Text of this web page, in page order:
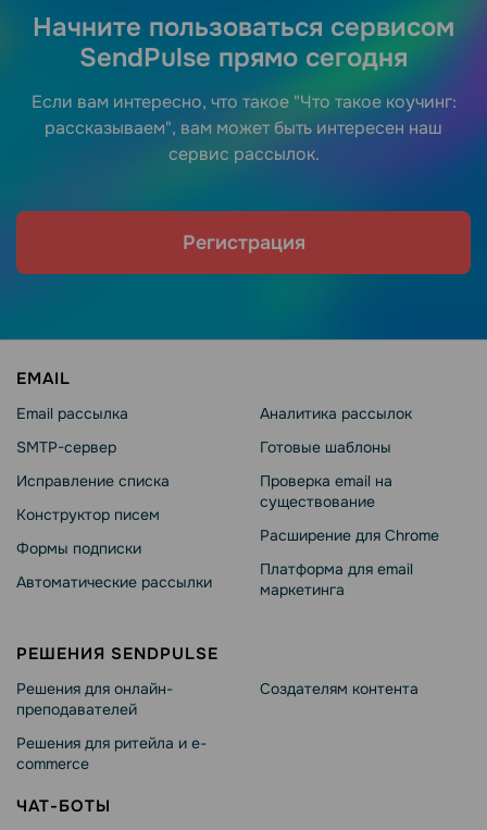
Начните пользоваться сервисом
SendPulse прямо сегодня
Если вам интересно, что такое "Что такое коучинг:
рассказываем", вам может быть интересен наш
сервис рассылок.
Регистрация
EMAIL
Email рассылка
SMTP-сервер
Исправление списка
Конструктор писем
Формы подписки
Автоматические рассылки
Аналитика рассылок
Готовые шаблоны
Проверка email на
существование
Расширение для Chrome
Платформа для email
маркетинга
РЕШЕНИЯ SENDPULSE
Решения для онлайн-
преподавателей
Решения для ритейла и e-
commerce
Создателям контента
ЧАТ-БОТЫ